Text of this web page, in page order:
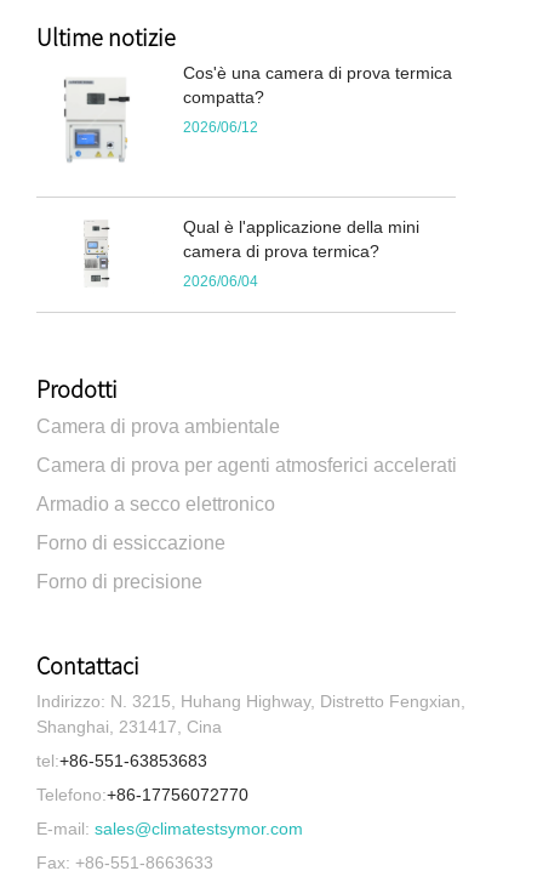
Ultime notizie
Cos'è una camera di prova termica
compatta?
2026/06/12
Qual è l'applicazione della mini
camera di prova termica?
2026/06/04
Prodotti
Camera di prova ambientale
Camera di prova per agenti atmosferici accelerati
Armadio a secco elettronico
Forno di essiccazione
Forno di precisione
Contattaci
Indirizzo: N. 3215, Huhang Highway, Distretto Fengxian,
Shanghai, 231417, Cina
tel:+86-551-63853683
Telefono:+86-17756072770
E-mail: sales@climatestsymor.com
Fax: +86-551-8663633